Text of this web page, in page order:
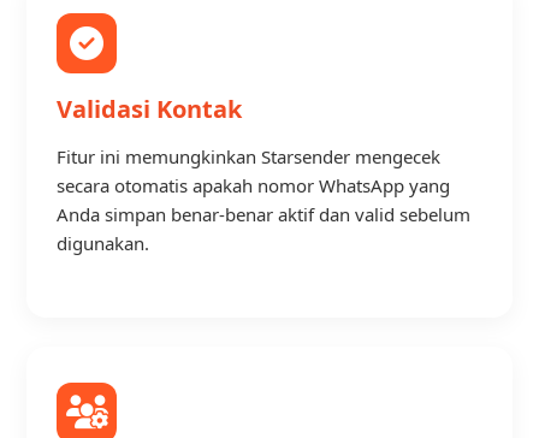
Validasi Kontak
Fitur ini memungkinkan Starsender mengecek
secara otomatis apakah nomor WhatsApp yang
Anda simpan benar-benar aktif dan valid sebelum
digunakan.